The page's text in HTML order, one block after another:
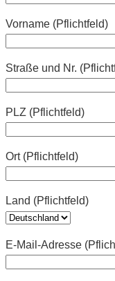
Vorname (Pflichtfeld)
Straße und Nr.
PLZ (Pflichtfeld)
Ort (Pflichtfeld)
Land (Pflichtfeld)
E-Mail-Adresse